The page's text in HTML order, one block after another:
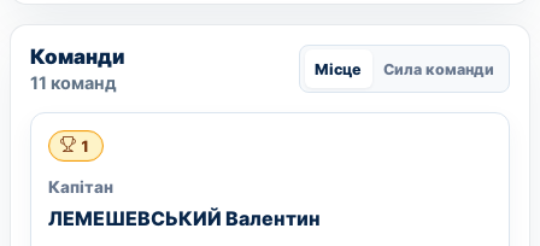
Команди
11 команд
Місце Сила команди
1
Капітан
ЛЕМЕШЕВСЬКИЙ Валентин